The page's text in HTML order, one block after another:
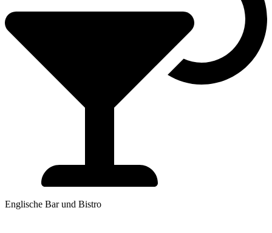
Englische Bar und Bistro